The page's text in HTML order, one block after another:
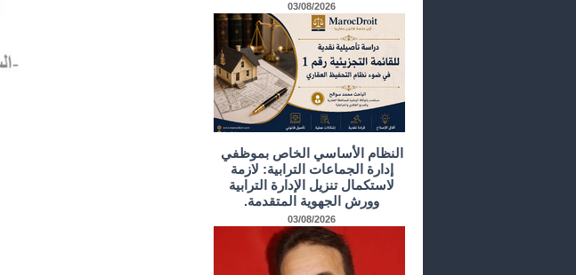
03/08/2026
النظام الأساسي الخاص بموظفي
إدارة الجماعات الترابية: لازمة
لاستكمال تنزيل الإدارة الترابية
وورش الجهوية المتقدمة.
03/08/2026